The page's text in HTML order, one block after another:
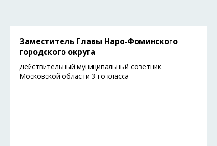
Заместитель Главы Наро-Фоминского
городского округа
Действительный муниципальный советник
Московской области 3-го класса